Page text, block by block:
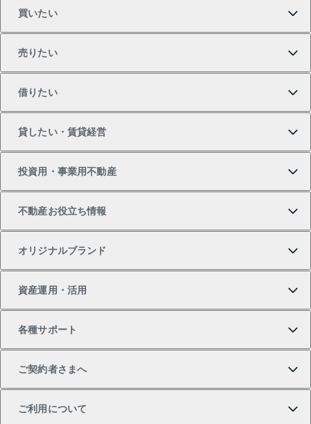
買いたい
新築・分譲マンションの購入
中古マンションの購入
売りたい
マンションの売却・査定
一戸建ての売却・査定
借りたい
借りたいTOP
物件を借りる
貸したい・賃貸経営
貸したいTOP
投資用・事業用不動産
不動産お役立ち情報
オリジナルブランド
一棟リノベーションマンション L`GENTE（ルジェン
テ）
投資用一棟レジデンスWELL SQUARE（ウェルスクエ
資産運用・活用
各種サポート
ご契約者さまへ
ご利用について